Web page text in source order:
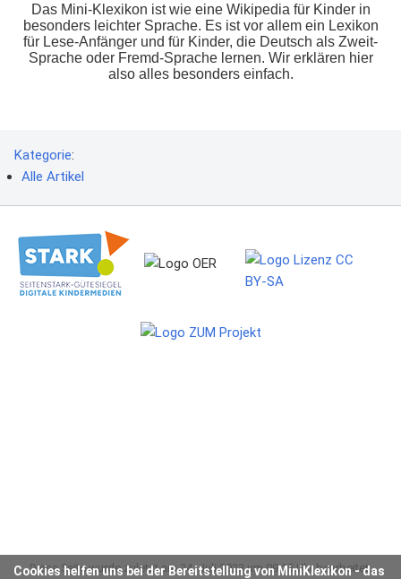
Das Mini-Klexikon ist wie eine Wikipedia für Kinder in
besonders leichter Sprache. Es ist vor allem ein Lexikon
für Lese-Anfänger und für Kinder, die Deutsch als Zweit-
Sprache oder Fremd-Sprache lernen. Wir erklären hier
also alles besonders einfach.
Kategorie:
Alle Artikel
Cookies helfen uns bei der Bereitstellung von MiniKlexikon - das
Diese Seite wurde zuletzt am 24. Juli 2023 um 09:15 Uhr bearbeitet.